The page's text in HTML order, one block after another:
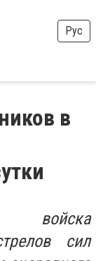
Рус
в
войска
сил